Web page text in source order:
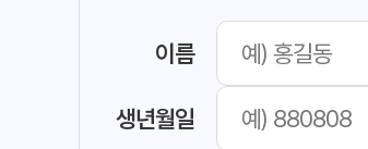
이름
생년월일